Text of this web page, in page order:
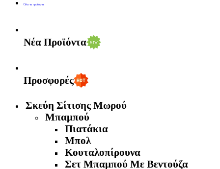
Όλα τα προϊόντα
Νέα Προϊόντα
Προσφορές
Σκεύη Σίτισης Μωρού
Μπαμπού
Πιατάκια
Μπολ
Κουταλοπίρουνα
Σετ Μπαμπού Με Βεντούζα